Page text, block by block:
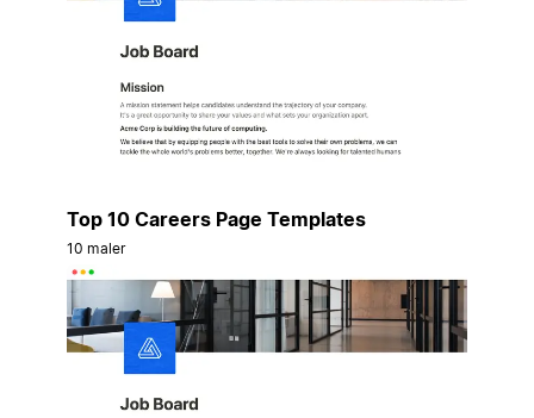
Top 10 Careers Page Templates
10 maler